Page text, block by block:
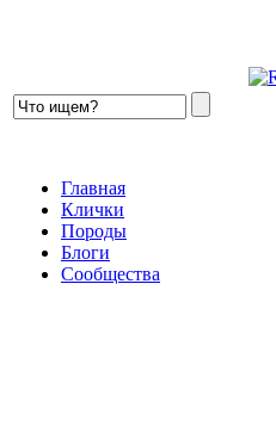
Главная
Клички
Породы
Блоги
Сообщества